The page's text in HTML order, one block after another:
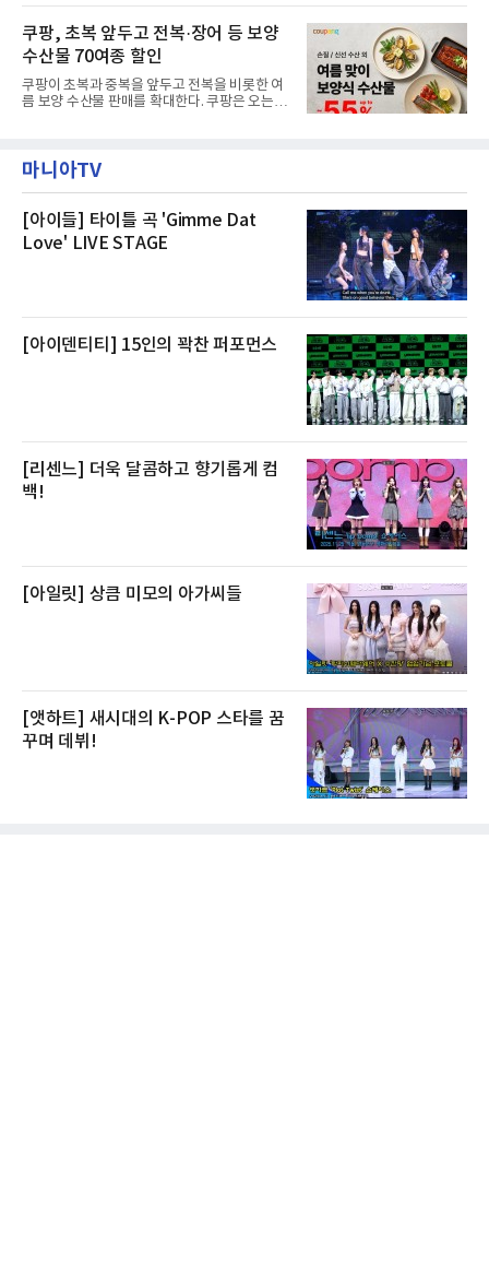
것으로 확인됐다”고 설명했다.이어 “정확한 화
재 원인은 추후 조사될
으로 여유로운 저녁 시간부터 호텔 스테이를 시
작할 수 있도록 준비됐다.앰배서더 서울 풀만 호
텔 측은 “퇴근 후 또는 주말 도심 속에서 짧지만
온전한 휴식을 원하는 고객들에게 특별한 경험
을 제공한다”고 밝혔다.패키지는 디럭스와 이그
제큐티브 두 가지 타입으로 구성된다. 디럭스 패
키지는 객실 1박(룸 온리)으로 심플한 호캉스를
스 센터 사우나 2인 이용 혜택이 포함된다.특히
클럽 앰배서더 라운지
쿠팡, 초복 앞두고 전복·장어 등 보양
수산물 70여종 할인
쿠팡이 초복과 중복을 앞두고 전복을 비롯한 여
름 보양 수산물 판매를 확대한다. 쿠팡은 오는
우 등이 포함됐다. 쿠팡은 올해 큰 크기의 전복
생산량이 늘어난 점을 반영해 주요 산지 상품을
전복은 산지에서 채취한 뒤 전국으로 직송되는
방식으로 운영된다. 신선도가 중요한 상품인 만
큼 이르면 다음 날 오전 배송이 가능하도록 물류
마니아TV
[아이들] 타이틀 곡 'Gimme Dat
Love' LIVE STAGE
[아이덴티티] 15인의 꽉찬 퍼포먼스
[리센느] 더욱 달콤하고 향기롭게 컴
백!
[아일릿] 상큼 미모의 아가씨들
[앳하트] 새시대의 K-POP 스타를 꿈
꾸며 데뷔!